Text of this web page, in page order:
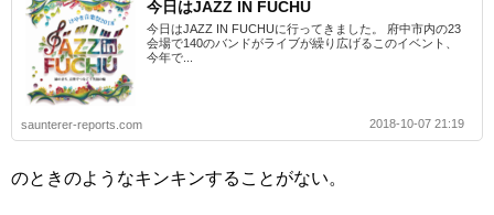
今日はJAZZ IN FUCHU
今日はJAZZ IN FUCHUに行ってきました。 府中市内の23
会場で140のバンドがライブが繰り広げるこのイベント、
今年で...
saunterer-reports.com 2018-10-07 21:19
のときのようなキンキンすることがない。